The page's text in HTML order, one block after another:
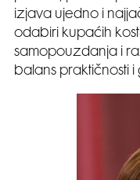
izjava ujedno i
odabiri kupaćih
samopouzdanja i
balans praktičnosti i